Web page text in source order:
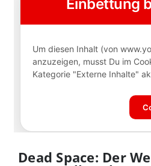
Dead Space: Der